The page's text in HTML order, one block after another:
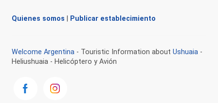
Quienes somos Publicar establecimiento
Welcome Argentina - Touristic Information about Ushuaia -
Heliushuaia - Helicóptero y Avión